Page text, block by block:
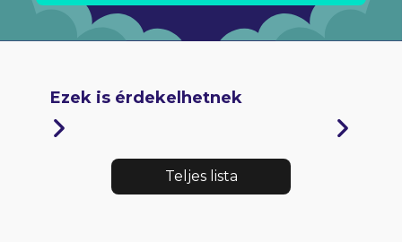
Ezek is érdekelhetnek
Teljes lista